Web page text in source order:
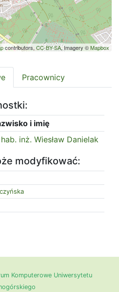
contributors, CC-BY-SA, Imagery ©Mapbox
Pracownicy
i imię
inż. Wiesław Danielak
modyfikować:
Komputerowe Uniwersytetu